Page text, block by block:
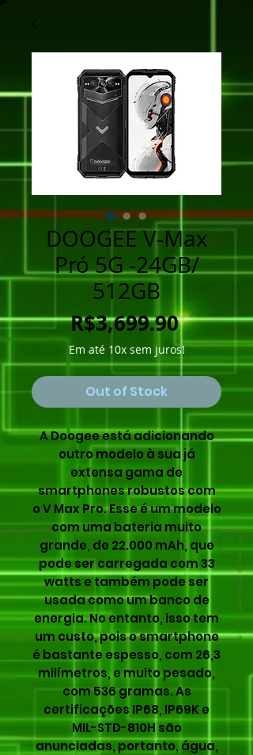
DOOGEE V-Max
Pró 5G -24GB/
512GB
R$3,699.90Price
Em até 10x sem juros!
Out of Stock
A Doogee está adicionando
outro modelo à sua já
extensa gama de
smartphones robustos com
o V Max Pro. Esse é um modelo
com uma bateria muito
grande, de 22.000 mAh, que
pode ser carregada com 33
watts e também pode ser
usada como um banco de
energia. No entanto, isso tem
um custo, pois o smartphone
é bastante espesso, com 26,3
milímetros, e muito pesado,
com 536 gramas. As
certificações IP68, IP69K e
MIL-STD-810H são
anunciadas, portanto, água,